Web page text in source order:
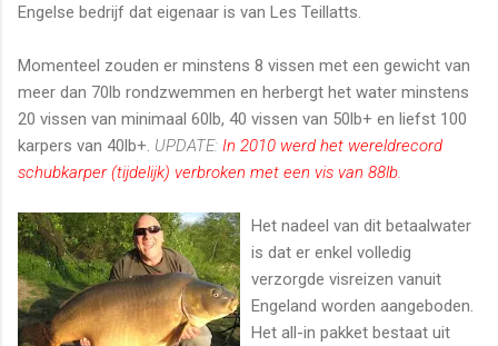
Engelse bedrijf dat eigenaar is van Les Teillatts.
Momenteel zouden er minstens 8 vissen met een gewicht van
meer dan 70lb rondzwemmen en herbergt het water minstens
20 vissen van minimaal 60lb, 40 vissen van 50lb+ en liefst 100
karpers van 40lb+. UPDATE: In 2010 werd het wereldrecord
schubkarper (tijdelijk) verbroken met een vis van 88lb.
Het nadeel van dit betaalwater
is dat er enkel volledig
verzorgde visreizen vanuit
Engeland worden aangeboden.
Het all-in pakket bestaat uit